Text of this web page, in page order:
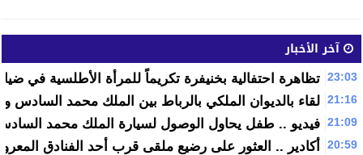
آخر الأخبار
23:03 تظاهرة احتفالية بخنيفرة تكريماً للمرأة الأطلسية في
21:16 لقاء بالديوان الملكي بالرباط بين الملك محمد السادس
21:09 فيديو .. طفل يحاول الوصول لسيارة الملك محمد
20:59 أكادير .. العثور على رضيع ملقى قرب أحد الفنادق